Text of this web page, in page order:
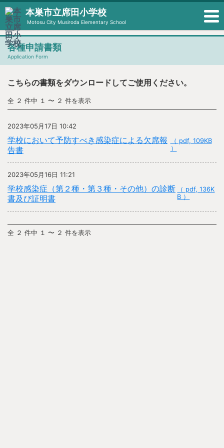
本巣市立席田小学校
Motosu City Musiroda Elementary School
各種申請書類
Application Form
こちらの書類をダウンロードしてご使用ください。
全 ２ 件中 １ 〜 ２ 件を表示
2023年05月17日 10:42
学校において予防すべき感染症による欠席報
告書
（ pdf, 109KB
）
2023年05月16日 11:21
学校感染症（第２種・第３種・その他）の診断
書及び証明書
（ pdf, 136K
B ）
全 ２ 件中 １ 〜 ２ 件を表示